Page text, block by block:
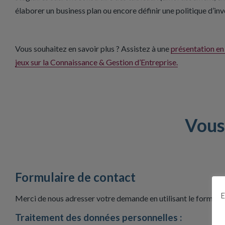
élaborer un business plan ou encore définir une politique
Vous souhaitez en savoir plus ? Assistez à uneprésentation
jeux sur la Connaissance & Gestion d’Entreprise.
Formulaire de contact
Merci de nous adresser votre demande en utilisant le
Traitement des données personnelles :